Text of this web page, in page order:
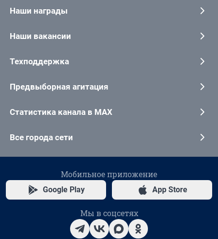
Наши награды
Наши вакансии
Техподдержка
Предвыборная агитация
Статистика канала в MAX
Все города сети
Мобильное приложение
Google Play App Store
Мы в соцсетях